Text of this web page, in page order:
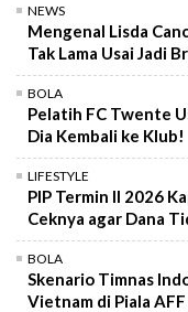
NEWS
Mengenal Lisda
Tak Lama Usai Jadi
BOLA
Pelatih FC Twente
Dia Kembali ke Klub!
LIFESTYLE
PIP Termin II 2026
Ceknya agar Dana
BOLA
Skenario Timnas
Vietnam di Piala